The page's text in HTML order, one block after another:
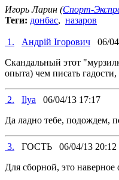
Игорь Ларин (Спорт-
Теги: донбас, назаров
1. Андрій Ігорович 06/
Скандальный этот
опыта) чем писать
2. Ilya 06/04/13 17:17
Да ладно тебе, подождем,
3. ГОСТЬ 06/04/13
Для сборной, это